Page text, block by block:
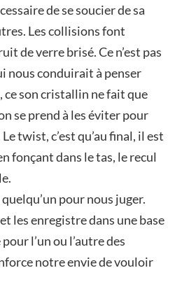
de se soucier de sa
Les collisions font
de verre brisé. Ce n’est pas
nous conduirait à penser
ce son cristallin ne fait que
se prend à les éviter pour
twist, c’est qu’au final, il est
fonçant dans le tas, le recul
pour nous juger.
les enregistre dans une base
l’un ou l’autre des
notre envie de vouloir